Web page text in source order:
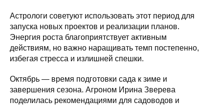
Астрологи советуют использовать этот период для
запуска новых проектов и реализации планов.
Энергия роста благоприятствует активным
действиям, но важно наращивать темп постепенно,
избегая стресса и излишней спешки.
Октябрь — время подготовки сада к зиме и
завершения сезона. Агроном Ирина Зверева
поделилась рекомендациями для садоводов и